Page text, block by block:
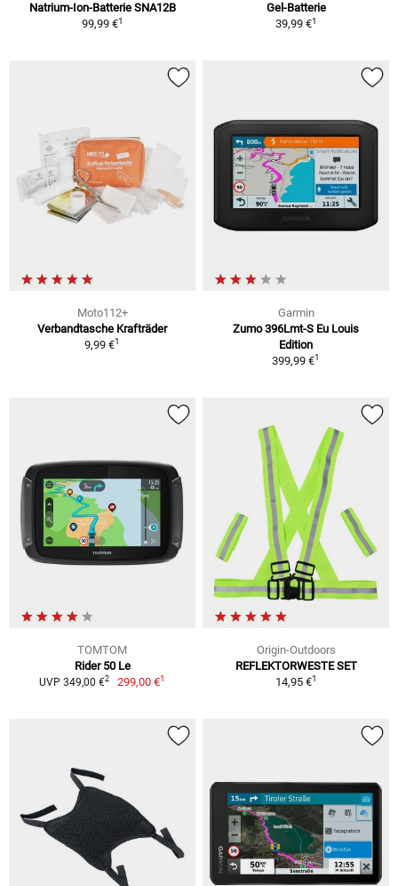
Natrium-Ion-Batterie SNA12B
99,99 €1
Gel-Batterie
39,99 €1
Moto112+
Verbandtasche Krafträder
9,99 €1
Garmin
Zumo 396Lmt-S Eu Louis
Edition
399,99 €1
TOMTOM
Rider 50 Le
UVP 349,00 €2 299,00 €1
Origin-Outdoors
REFLEKTORWESTE SET
14,95 €1